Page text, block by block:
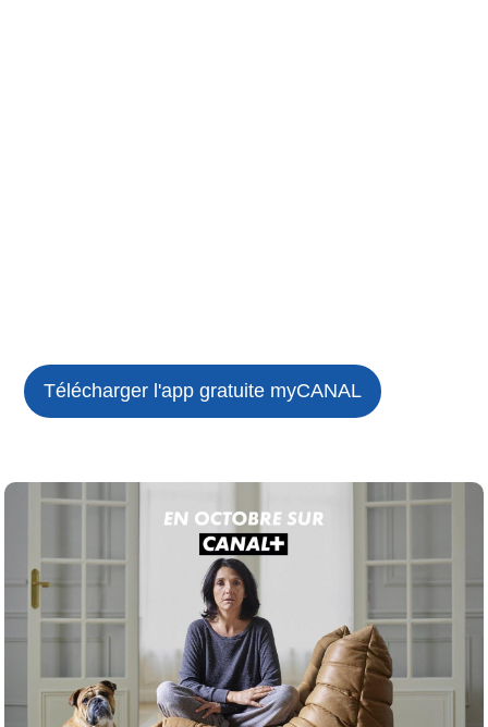
Télécharger l'app gratuite myCANAL